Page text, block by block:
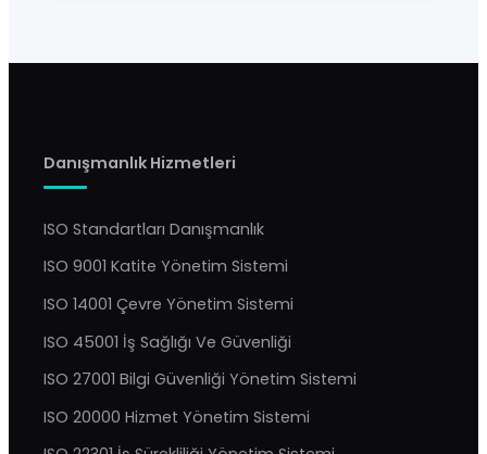
Danışmanlık Hizmetleri
ISO Standartları Danışmanlık
ISO 9001 Katite Yönetim Sistemi
ISO 14001 Çevre Yönetim Sistemi
ISO 45001 İş Sağlığı Ve Güvenliği
ISO 27001 Bilgi Güvenliği Yönetim Sistemi
ISO 20000 Hizmet Yönetim Sistemi